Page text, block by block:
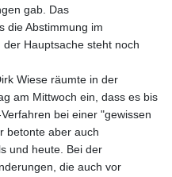
gab. Das
die Abstimmung im
Hauptsache steht noch
Wiese räumte in der
am Mittwoch ein, dass es bis
bei einer "gewissen
betonte aber auch
und heute. Bei der
die auch vor